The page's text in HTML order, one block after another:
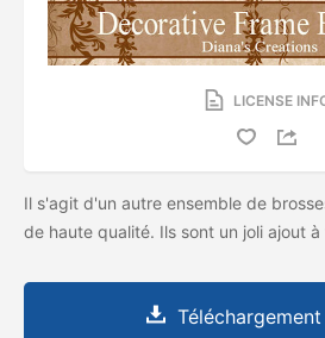
LICENSE
Il s'agit d'un autre ensemble de
de haute qualité. Ils sont un joli ajout